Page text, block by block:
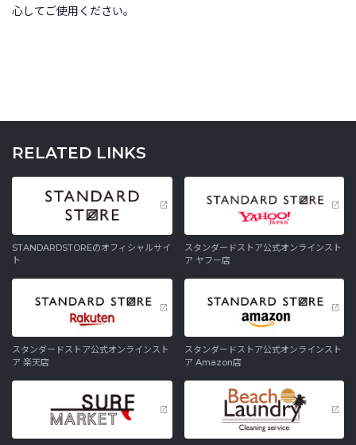
心してご使用ください。
RELATED LINKS
STANDARDSTOREのオフィシャルサイ
ト
スタンダードストア公式オンラインスト
ア ヤフー店
スタンダードストア公式オンラインスト
ア 楽天店
スタンダードストア公式オンラインスト
ア Amazon店